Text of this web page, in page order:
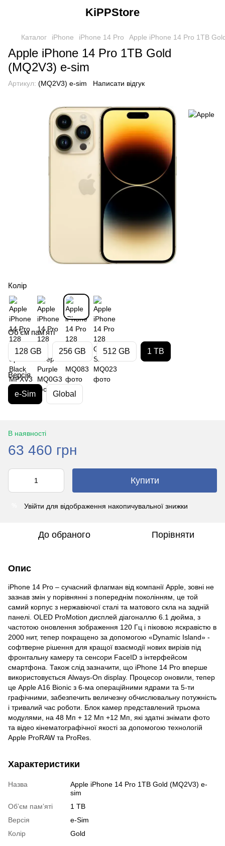
KiPPStore
Каталог iPhone iPhone 14 Pro Apple iPhone 14 Pro 1TB
Apple iPhone 14 Pro 1TB Gold
(MQ2V3) e-sim
Артикул: (MQ2V3) e-sim Написати відгук
Колір
Обʼєм памʼяті
128 GB 256 GB 512 GB 1 TB
Версія
e-Sim Global
В наявності
63 460 грн
Купити
Увійти для відображення накопичувальної знижки
До обраного Порівняти
Опис
iPhone 14 Pro – сучасний флагман від компанії Apple, зовні не
зазнав змін у порівнянні з попереднім поколінням, це той
самий корпус з нержавіючої сталі та матового скла на задній
панелі. OLED ProMotion дисплей діагоналлю 6.1 дюйма, з
частотою оновлення зображення 120 Гц і піковою яскравістю в
2000 нит, тепер покращено за допомогою «Dynamic Island» -
софтверне рішення для кращої взаємодії нових вирізів під
фронтальну камеру та сенсори FaceID з інтерфейсом
смартфона. Також слід зазначити, що iPhone 14 Pro вперше
використовується Always-On display. Процесор оновили, тепер
це Apple A16 Bionic з 6-ма операційними ядрами та 5-ти
графічними, забезпечить величезну обчислювальну потужність
і тривалий час роботи. Блок камер представлений трьома
модулями, на 48 Мп + 12 Мп +12 Мп, які здатні знімати фото
та відео кінематографічної якості за допомогою технологій
Apple ProRAW та ProRes.
Характеристики
Назва
Apple iPhone 14 Pro 1TB Gold (MQ2V3) e-
sim
Обʼєм памʼяті
1 TB
Версія
e-Sim
Колір
Gold